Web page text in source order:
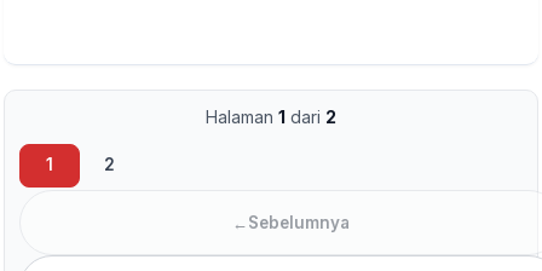
Halaman 1 dari 2
←Sebelumnya
1 2